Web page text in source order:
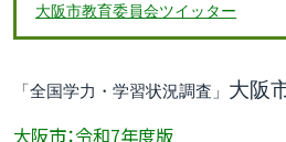
大阪市教育委員会ツイッター
「全国学力・学習状況調査」 大阪
大阪市：令和7年度版